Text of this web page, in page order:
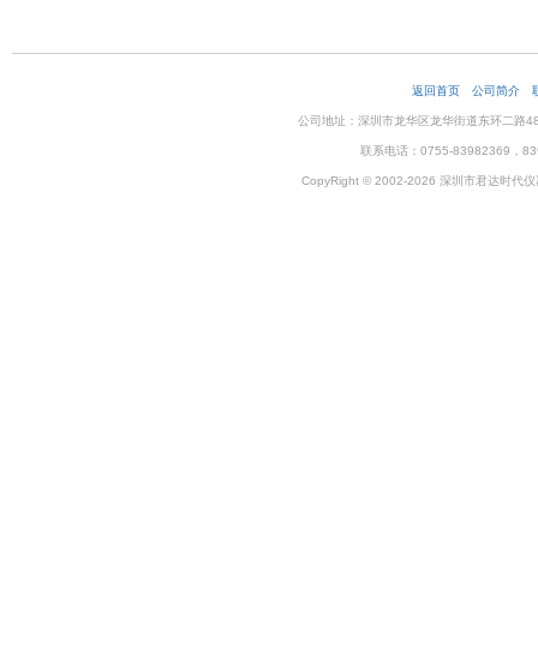
返回首页 公司简介
公司地址：深圳市龙华区龙华街道东环二
联系电话：0755-83982369，
CopyRight © 2002-2026 深圳市君达时代